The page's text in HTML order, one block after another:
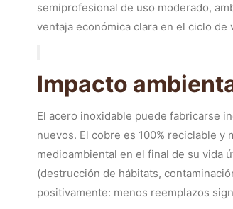
semiprofesional de uso moderado,
ventaja económica clara en el ciclo de
Impacto
El acero inoxidable puede fabricarse
nuevos. El cobre es 100% reciclable
medioambiental en el final de su vida
(destrucción de hábitats,
positivamente: menos reemplazos